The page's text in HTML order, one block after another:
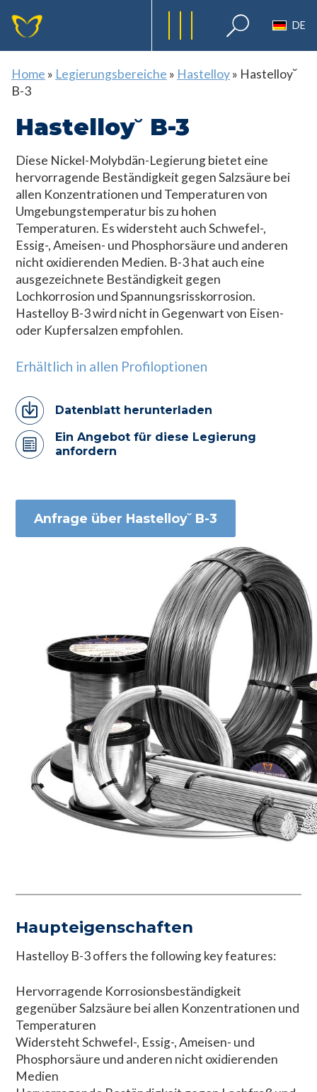
DE
Home » Legierungsbereiche » Hastelloy» Hastelloy˘
B-3
Hastelloy˘ B-3
Diese Nickel-Molybdän-Legierung bietet eine
hervorragende Beständigkeit gegen Salzsäure bei
allen Konzentrationen und Temperaturen von
Umgebungstemperatur bis zu hohen
Temperaturen. Es widersteht auch Schwefel-,
Essig-, Ameisen- und Phosphorsäure und anderen
nicht oxidierenden Medien. B-3 hat auch eine
ausgezeichnete Beständigkeit gegen
Lochkorrosion und Spannungsrisskorrosion.
Hastelloy B-3 wird nicht in Gegenwart von Eisen-
oder Kupfersalzen empfohlen.
Erhältlich in allen Profiloptionen
Datenblatt herunterladen
Ein Angebot für diese Legierung
anfordern
Anfrage über Hastelloy˘ B-3
Haupteigenschaften
Hastelloy B-3 offers the following key features:
Hervorragende Korrosionsbeständigkeit
gegenüber Salzsäure bei allen Konzentrationen und
Temperaturen
Widersteht Schwefel-, Essig-, Ameisen- und
Phosphorsäure und anderen nicht oxidierenden
Medien